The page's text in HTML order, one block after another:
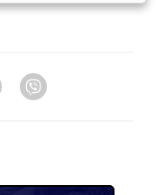
TelegramViber